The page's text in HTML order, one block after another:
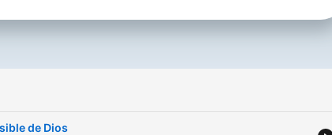
objetivo es presentar fielmente
ayudando a las personas a
de Dios